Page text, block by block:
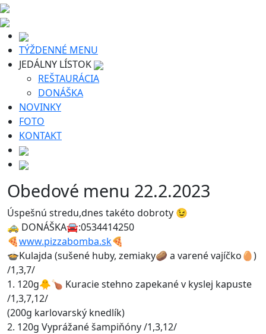
TÝŽDENNÉ MENU
JEDÁLNY LÍSTOK
REŠTAURÁCIA
DONÁŠKA
NOVINKY
FOTO
KONTAKT
Obedové menu 22.2.2023
Úspešnú stredu,dnes takéto dobroty 😉
🚕 DONÁŠKA🚘:0534414250
🍕www.pizzabomba.sk🍕
🍲Kulajda (sušené huby, zemiaky🥔 a varené vajíčko🥚)
/1,3,7/
1. 120g🐥🍗 Kuracie stehno zapekané v kyslej kapuste
/1,3,7,12/
(200g karlovarský knedlík)
2. 120g Vyprážané šampiňóny /1,3,12/